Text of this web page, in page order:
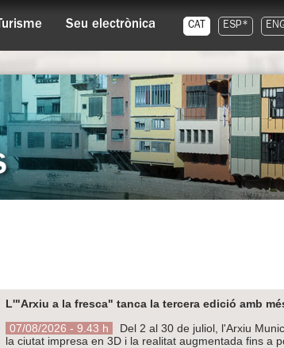
Seu electrònica CAT ESP*
L'"Arxiu a la fresca" tanca la tercera edició amb
07/08/2026 - 9.43 h
Del 2 al 30 de juliol, l'Arxiu
la ciutat impresa en 3D i la realitat augmentada fins a